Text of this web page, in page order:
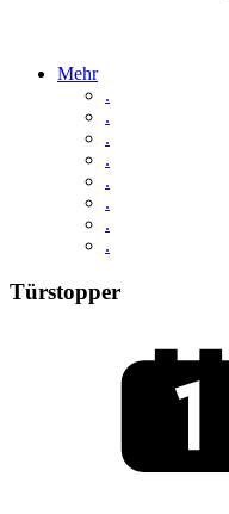
Mehr
.
.
.
.
.
.
.
.
Türstopper